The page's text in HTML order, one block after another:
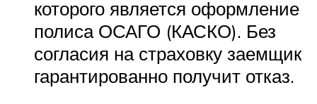
которого является оформление
полиса ОСАГО (КАСКО). Без
согласия на страховку заемщик
гарантированно получит отказ.